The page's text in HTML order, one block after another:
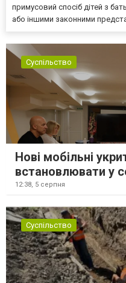
примусовий спосіб дітей з
або іншими законними
Суспільство
Нові мобільні
встановлювати у
12:38, 5 серпня
Суспільство